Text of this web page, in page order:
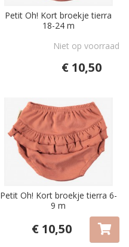
Petit Oh! Kort broekje tierra
18-24 m
Niet op voorraad
€ 10,50
Petit Oh! Kort broekje tierra 6-
9 m
€ 10,50